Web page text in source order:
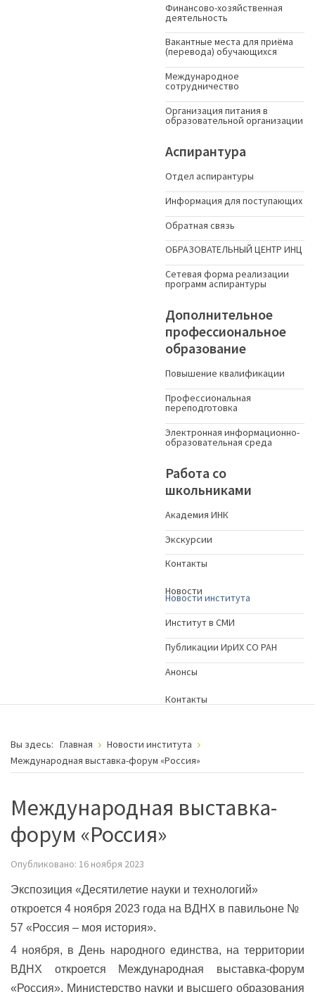
Финансово-хозяйственная
деятельность
Вакантные места для приёма
(перевода) обучающихся
Международное
сотрудничество
Организация питания в
образовательной организации
Аспирантура
Отдел аспирантуры
Информация для поступающих
Обратная связь
ОБРАЗОВАТЕЛЬНЫЙ ЦЕНТР ИНЦ
Сетевая форма реализации
программ аспирантуры
Дополнительное
профессиональное
образование
Повышение квалификации
Профессиональная
переподготовка
Электронная информационно-
образовательная среда
Работа со
школьниками
Академия ИНК
Экскурсии
Контакты
Новости
Новости института
Институт в СМИ
Публикации ИрИХ СО РАН
Анонсы
Контакты
Вы здесь: Главная
Новости института
Международная выставка-форум «Россия»
Международная выставка-
форум «Россия»
Опубликовано: 16 ноября 2023
Экспозиция «Десятилетие науки и технологий»
откроется 4 ноября 2023 года на ВДНХ в павильоне №
57 «Россия – моя история».
4 ноября, в День народного единства, на территории
ВДНХ откроется Международная выставка-форум
«Россия». Министерство науки и высшего образования